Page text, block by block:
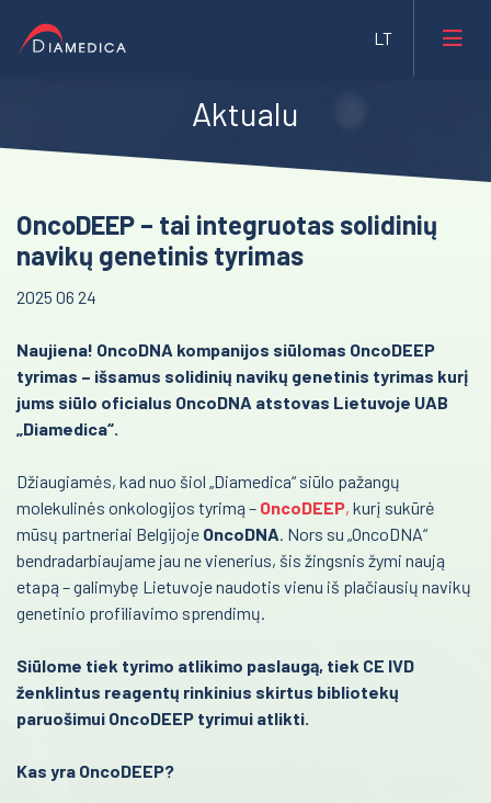
Farmacija ir maisto pramonė
Veterinarija
Mėginių transportavimo sistemos/Laboratorijos
Fizioterapinė ir reabilitacinė įranga
Pulmonologija ir alergologija
Laborotorinė medicina
Gastroenterologija
Infekcinės ligos
Endokrinologija
Anesteziologija
Reabilitacija
Aktualu
OncoDEEP – tai integruotas solidinių
navikų genetinis tyrimas
2025 06 24
Naujiena! OncoDNA kompanijos siūlomas OncoDEEP
tyrimas – išsamus solidinių navikų genetinis tyrimas kurį
jums siūlo oficialus OncoDNA atstovas Lietuvoje UAB
„Diamedica“.
Džiaugiamės, kad nuo šiol „Diamedica“ siūlo pažangų
molekulinės onkologijos tyrimą – OncoDEEP, kurį sukūrė
mūsų partneriai Belgijoje OncoDNA. Nors su „OncoDNA“
bendradarbiaujame jau ne vienerius, šis žingsnis žymi naują
etapą – galimybę Lietuvoje naudotis vienu iš plačiausių navikų
genetinio profiliavimo sprendimų.
Siūlome tiek tyrimo atlikimo paslaugą, tiek CE IVD
ženklintus reagentų rinkinius skirtus bibliotekų
paruošimui OncoDEEP tyrimui atlikti.
Kas yra OncoDEEP?